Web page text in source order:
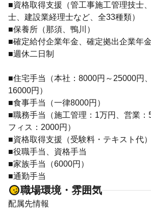
■資格取得支援（管工事施工管理技士
士、建設業経理士など、全33種類）
■保養所（那須、鴨川）
■確定給付企業年金、確定拠出企業年
■週休二日制
■住宅手当（本社：8000円～25000円
16000円）
■食事手当（一律8000円）
■職務手当（施工管理：1万円、営業
フィス：2000円）
■資格取得支援（受験料・テキスト代）
■役職手当、資格手当
■家族手当（6000円）
■通勤手当
職場環境・雰囲気
配属先情報